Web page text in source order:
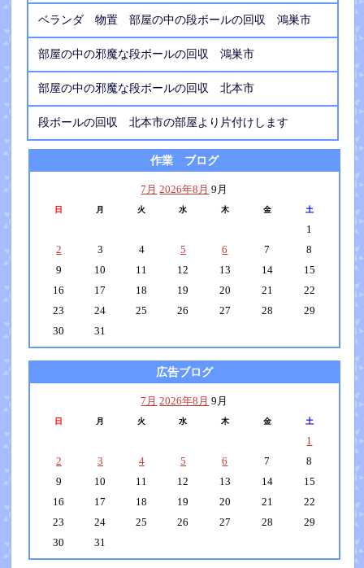
ベランダ 物置 部屋の中の段ボールの回収 鴻巣市
部屋の中の邪魔な段ボールの回収 鴻巣市
部屋の中の邪魔な段ボールの回収 北本市
段ボールの回収 北本市の部屋より片付けします
作業 ブログ
7月 2026年8月 9月
日 月 火 水 木 金 土
1
2
3 4 5 6 7
8
9
10 11 12 13 14
15
16
17 18 19 20 21
22
23
24 25 26 27 28
29
30
31
広告ブログ
7月 2026年8月 9月
日 月 火 水 木 金 土
1
2
3 4 5 6 7
8
9
10 11 12 13 14
15
16
17 18 19 20 21
22
23
24 25 26 27 28
29
30
31